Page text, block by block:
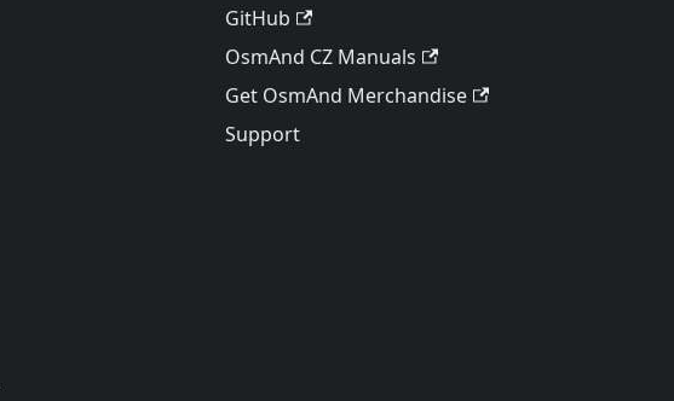
GitHub
OsmAnd CZ Manuals
Get OsmAnd Merchandise
Support